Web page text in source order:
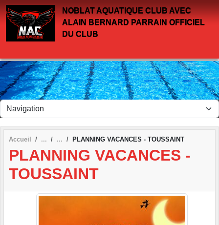
NOBLAT AQUATIQUE CLUB AVEC
ALAIN BERNARD PARRAIN OFFICIEL
DU CLUB
Accueil PLANNING VACANCES - TOUSSAINT
PLANNING VACANCES -
TOUSSAINT
Panneau de gestion des cookies